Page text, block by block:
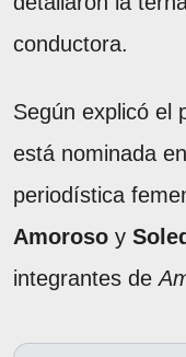
conductora.
Según explicó el
está nominada
periodística
Amoroso y
integrantes de